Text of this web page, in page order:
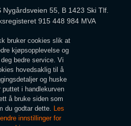
55, B 1423 Ski Tlf.
915 448 984 MVA
bruker cookies slik at
kjøpsopplevelse og
bedre service. Vi
hovedsaklig til å
og huske
puttet i handlekurven
å bruke siden som
du godtar dette. Les
endre innstillinger for